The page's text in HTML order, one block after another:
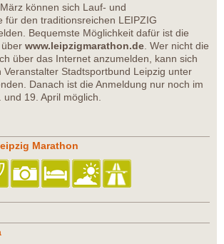
können sich Lauf- und
für den traditionsreichen LEIPZIG
Bequemste Möglichkeit dafür ist die
www.leipzigmarathon.de . Wer nicht die
über das Internet anzumelden, kann sich
Veranstalter Stadtsportbund Leipzig unter
Danach ist die Anmeldung nur noch im
19. April möglich.
Marathon